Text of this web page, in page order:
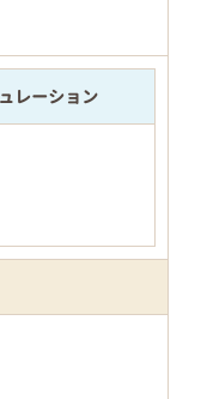
レーション